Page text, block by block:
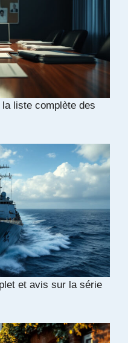
liste complète des
et avis sur la série